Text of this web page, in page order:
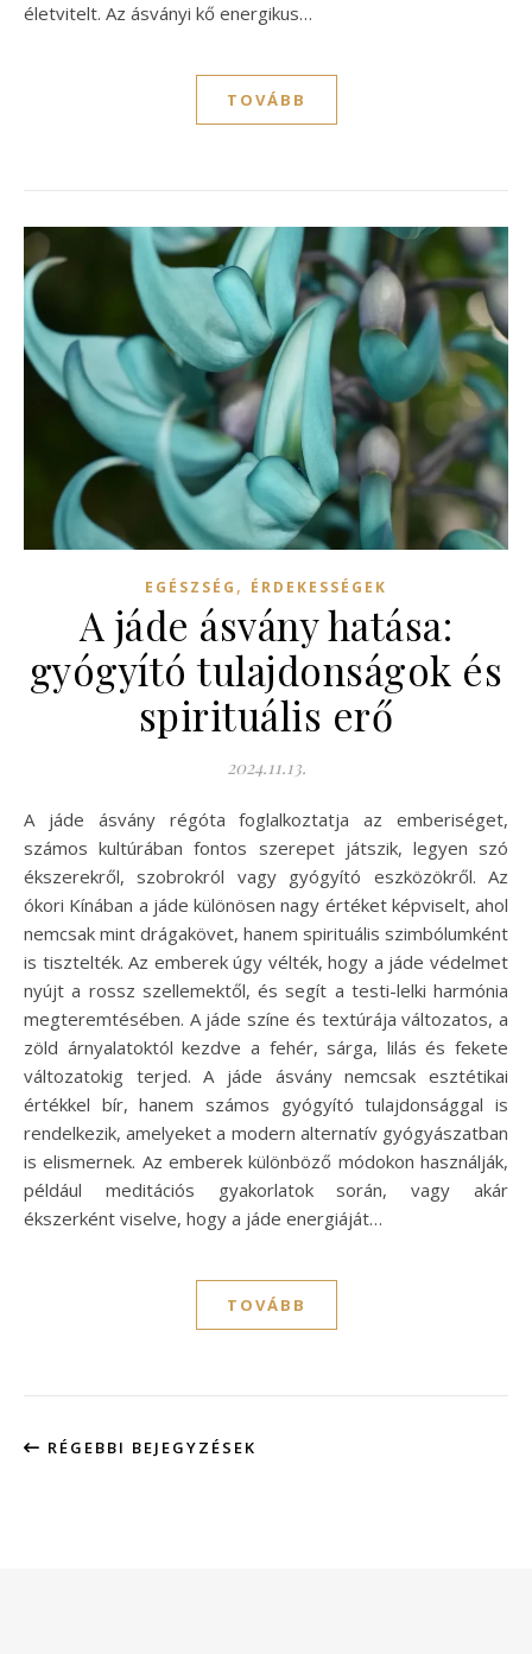
életvitelt. Az ásványi kő energikus…
TOVÁBB
EGÉSZSÉG , ÉRDEKESSÉGEK
A jáde ásvány hatása:
gyógyító tulajdonságok és
spirituális erő
2024.11.13.
A jáde ásvány régóta foglalkoztatja az emberiséget,
számos kultúrában fontos szerepet játszik, legyen szó
ékszerekről, szobrokról vagy gyógyító eszközökről. Az
ókori Kínában a jáde különösen nagy értéket képviselt, ahol
nemcsak mint drágakövet, hanem spirituális szimbólumként
is tisztelték. Az emberek úgy vélték, hogy a jáde védelmet
nyújt a rossz szellemektől, és segít a testi-lelki harmónia
megteremtésében. A jáde színe és textúrája változatos, a
zöld árnyalatoktól kezdve a fehér, sárga, lilás és fekete
változatokig terjed. A jáde ásvány nemcsak esztétikai
értékkel bír, hanem számos gyógyító tulajdonsággal is
rendelkezik, amelyeket a modern alternatív gyógyászatban
is elismernek. Az emberek különböző módokon használják,
például meditációs gyakorlatok során, vagy akár
ékszerként viselve, hogy a jáde energiáját…
TOVÁBB
RÉGEBBI BEJEGYZÉSEK